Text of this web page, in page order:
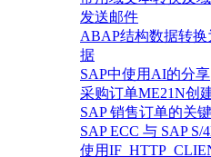
发送邮件
ABAP结构数据转换
据
SAP中使用AI的分享
采购订单ME21N创
SAP 销售订单的关
SAP ECC 与 SAP
使用